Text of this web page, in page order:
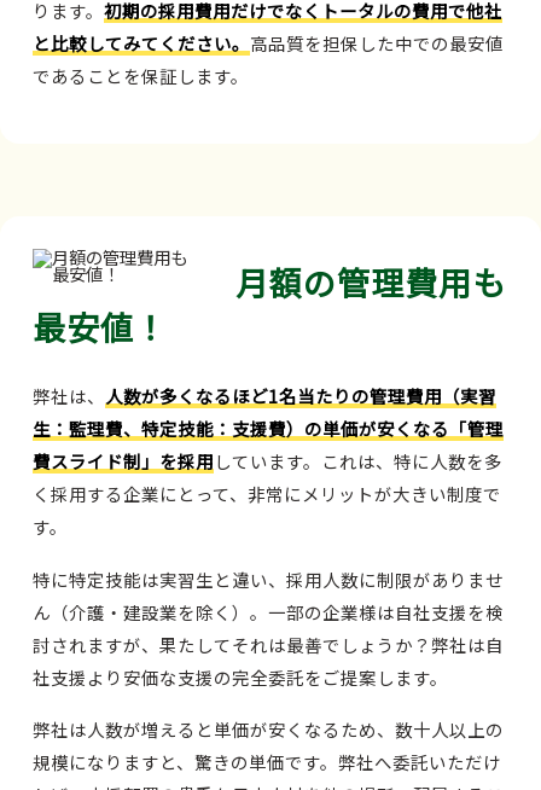
ります。 初期の採用費用だけでなくトータルの費用で他社
と比較してみてください。 高品質を担保した中での最安値
であることを保証します。
月額の管理費用も
最安値！
弊社は、 人数が多くなるほど1名当たりの管理費用（実習
生：監理費、特定技能：支援費）の単価が安くなる「管理
費スライド制」を採用しています。これは、特に人数を多
く採用する企業にとって、非常にメリットが大きい制度で
す。
特に特定技能は実習生と違い、採用人数に制限がありませ
ん（介護・建設業を除く）。一部の企業様は自社支援を検
討されますが、果たしてそれは最善でしょうか？弊社は自
社支援より安価な支援の完全委託をご提案します。
弊社は人数が増えると単価が安くなるため、数十人以上の
規模になりますと、驚きの単価です。弊社へ委託いただけ